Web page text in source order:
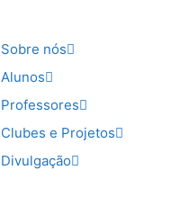
Sobre nós
Alunos
Professores
Clubes e Projetos
Divulgação